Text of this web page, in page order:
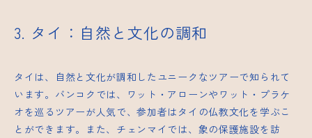
3. タイ：自然と文化の調和
タイは、自然と文化が調和したユニークなツアーで知られて
います。バンコクでは、ワット・アローンやワット・プラケ
オを巡るツアーが人気で、参加者はタイの仏教文化を学ぶこ
とができます。また、チェンマイでは、象の保護施設を訪